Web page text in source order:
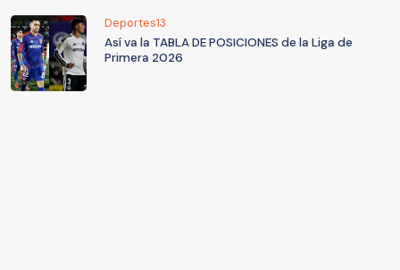
Deportes13
Así va la TABLA DE POSICIONES de la Liga de
Primera 2026